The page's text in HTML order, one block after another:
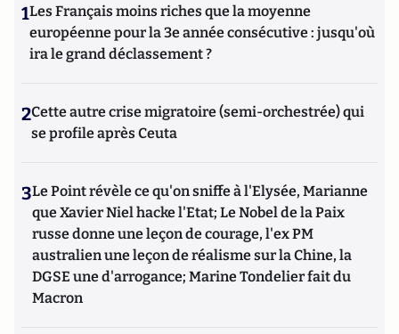
1Les Français moins riches que la moyenne
européenne pour la 3e année consécutive : jusqu'où
ira le grand déclassement ?
2Cette autre crise migratoire (semi-orchestrée) qui
se profile après Ceuta
3Le Point révèle ce qu'on sniffe à l'Elysée, Marianne
que Xavier Niel hacke l'Etat; Le Nobel de la Paix
russe donne une leçon de courage, l'ex PM
australien une leçon de réalisme sur la Chine, la
DGSE une d'arrogance; Marine Tondelier fait du
Macron